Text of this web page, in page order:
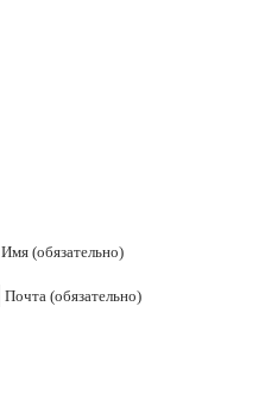
Имя (обязательно)
Почта (обязательно)